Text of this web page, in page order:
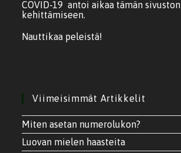
COVID-19 antoi aikaa tämän sivuston
kehittämiseen.
Nauttikaa peleistä!
Viimeisimmät Artikkelit
Miten asetan numerolukon?
Luovan mielen haasteita